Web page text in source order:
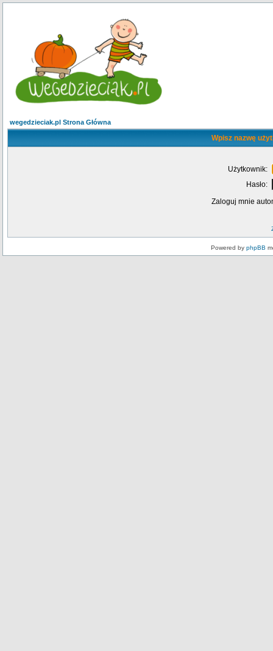
wegedzieciak.pl Strona Główna
Wpisz nazwę
Użytkownik:
Hasło:
Zaloguj mnie
Powered by phpBB